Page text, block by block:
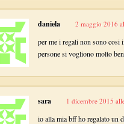
daniela 2 maggio 2016
per me i regali non sono cosi
persone si vogliono molto
sara 1 dicembre 2015
io alla mia bff ho regalato un